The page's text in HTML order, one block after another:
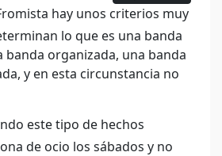
hay unos criterios muy
lo que es una banda
banda organizada, una banda
y en esta circunstancia no
este tipo de hechos
de ocio los sábados y no